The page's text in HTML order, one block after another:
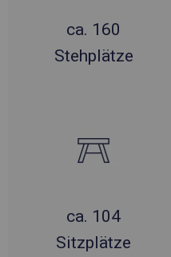
ca. 160
Stehplätze
ca. 104
Sitzplätze